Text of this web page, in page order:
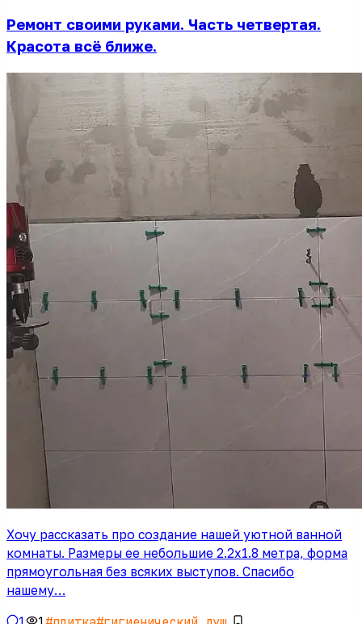
Ремонт своими руками. Часть четвертая.
Красота всё ближе.
Хочу рассказать про создание нашей уютной ванной
комнаты. Размеры ее небольшие 2.2х1.8 метра, форма
прямоугольная без всяких выступов. Спасибо
нашему…